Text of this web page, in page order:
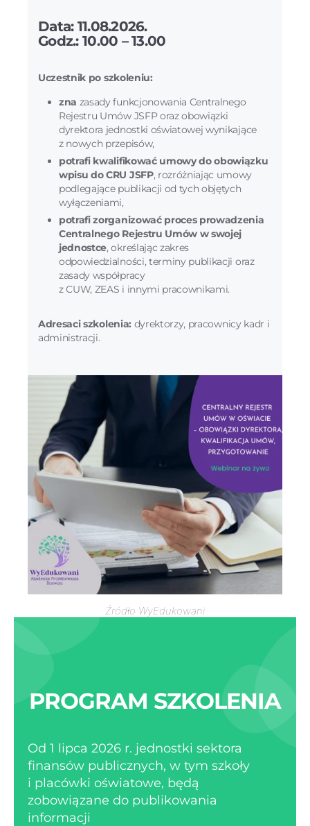
Data: 11.08.2026.
Godz.: 10.00 – 13.00
Uczestnik po szkoleniu:
zna zasady funkcjonowania Centralnego
Rejestru Umów JSFP oraz obowiązki
dyrektora jednostki oświatowej wynikające
z nowych przepisów,
potrafi kwalifikować umowy do obowiązku
wpisu do CRU JSFP, rozróżniając umowy
podlegające publikacji od tych objętych
wyłączeniami,
potrafi zorganizować proces prowadzenia
Centralnego Rejestru Umów w swojej
jednostce, określając zakres
odpowiedzialności, terminy publikacji oraz
zasady współpracy
z CUW, ZEAS i innymi pracownikami.
Adresaci szkolenia: dyrektorzy, pracownicy kadr i
administracji.
Źródło WyEdukowani
PROGRAM SZKOLENIA
Od 1 lipca 2026 r. jednostki sektora
finansów publicznych, w tym szkoły
i placówki oświatowe, będą
zobowiązane do publikowania
informacji